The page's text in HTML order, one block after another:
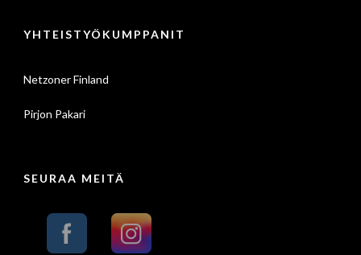
YHTEISTYÖKUMPPANIT
Netzoner Finland
Pirjon Pakari
SEURAA MEITÄ